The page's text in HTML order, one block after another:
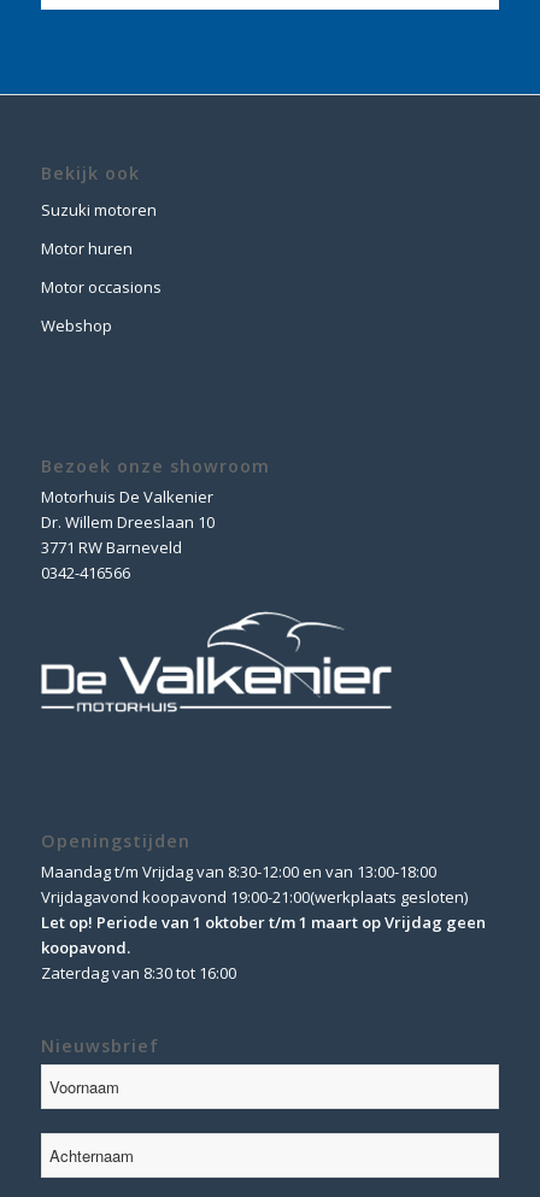
Bekijk ook
Suzuki motoren
Motor huren
Motor occasions
Webshop
Bezoek onze showroom
Motorhuis De Valkenier
Dr. Willem Dreeslaan 10
3771 RW Barneveld
0342-416566
Openingstijden
Maandag t/m Vrijdag van 8:30-12:00 en van 13:00-18:00
Vrijdagavond koopavond 19:00-21:00(werkplaats gesloten)
Let op! Periode van 1 oktober t/m 1 maart op Vrijdag geen
koopavond.
Zaterdag van 8:30 tot 16:00
Nieuwsbrief